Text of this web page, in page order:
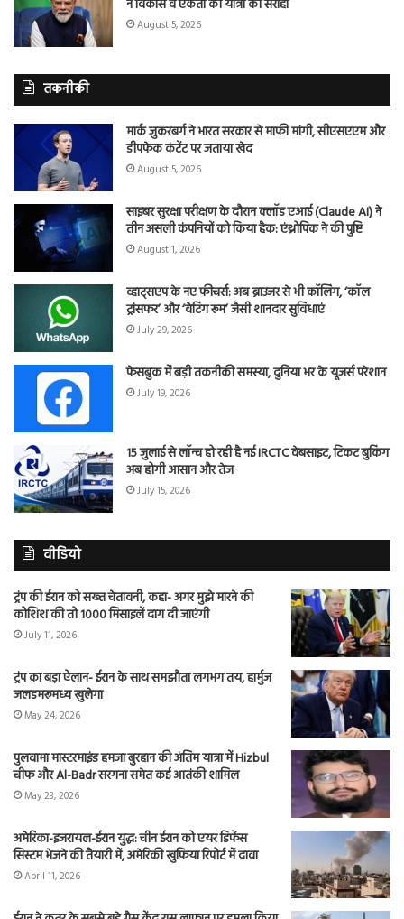
ने विकास व एकता की यात्रा को सराहा
August 5, 2026
तकनीकी
मार्क जुकरबर्ग ने भारत सरकार से माफी मांगी, सीएसएएम और
डीपफेक कंटेंट पर जताया खेद
August 5, 2026
साइबर सुरक्षा परीक्षण के दौरान क्लॉड एआई (Claude AI) ने
तीन असली कंपनियों को किया हैक: एंथ्रोपिक ने की पुष्टि
August 1, 2026
व्हाट्सएप के नए फीचर्स: अब ब्राउजर से भी कॉलिंग, ‘कॉल
ट्रांसफर’ और ‘वेटिंग रूम’ जैसी शानदार सुविधाएं
July 29, 2026
फेसबुक में बड़ी तकनीकी समस्या, दुनिया भर के यूजर्स परेशान
July 19, 2026
15 जुलाई से लॉन्च हो रही है नई IRCTC वेबसाइट, टिकट बुकिंग
अब होगी आसान और तेज
July 15, 2026
वीडियो
ट्रंप की ईरान को सख्त चेतावनी, कहा- अगर मुझे मारने की
कोशिश की तो 1000 मिसाइलें दाग दी जाएंगी
July 11, 2026
ट्रंप का बड़ा ऐलान- ईरान के साथ समझौता लगभग तय, हार्मुज
जलडमरूमध्य खुलेगा
May 24, 2026
पुलवामा मास्टरमाइंड हमजा बुरहान की अंतिम यात्रा में Hizbul
चीफ और Al-Badr सरगना समेत कई आतंकी शामिल
May 23, 2026
अमेरिका-इजरायल-ईरान युद्ध: चीन ईरान को एयर डिफेंस
सिस्टम भेजने की तैयारी में, अमेरिकी खुफिया रिपोर्ट में दावा
April 11, 2026